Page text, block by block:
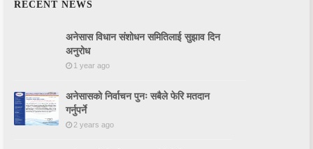
RECENT NEWS
अनेसास विधान संशोधन समितिलाई सुझाव दिन
अनुरोध
1 year ago
अनेसासको निर्वाचन पुनः सबैले फेरि मतदान
गर्नुपर्ने
2 years ago